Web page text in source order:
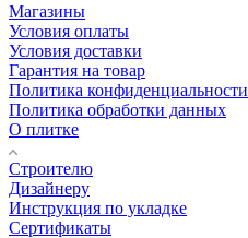
Магазины
Условия оплаты
Условия доставки
Гарантия на товар
Политика конфиденциальности
Политика обработки данных
О плитке
Строителю
Дизайнеру
Инструкция по укладке
Сертификаты